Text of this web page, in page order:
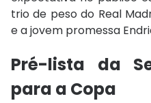
trio de peso do Real
e a jovem promessa
Pré-lista da
para a Copa